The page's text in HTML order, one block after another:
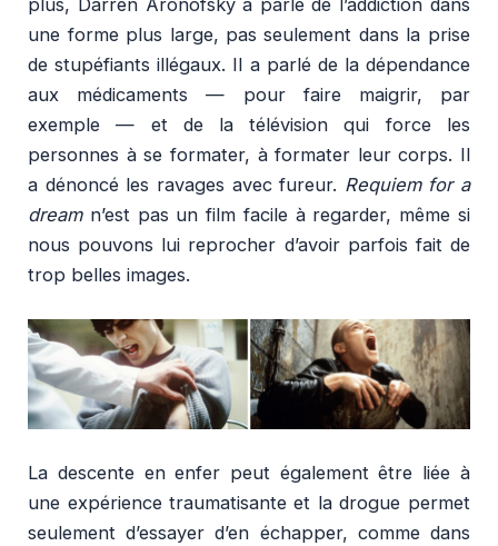
une forme plus large, pas seulement dans la prise
de stupéfiants illégaux. Il a parlé de la dépendance
aux médicaments — pour faire maigrir, par
exemple — et de la télévision qui force les
personnes à se formater, à formater leur corps. Il
a dénoncé les ravages avec fureur. Requiem for a
dreamn’est pas un film facile à regarder, même si
nous pouvons lui reprocher d’avoir parfois fait de
trop belles images.
La descente en enfer peut également être liée à
une expérience traumatisante et la drogue permet
seulement d’essayer d’en échapper, comme dans